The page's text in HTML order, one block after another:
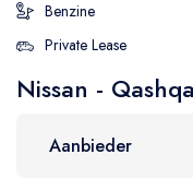
Benzine
Private Lease
Nissan -
Aanbieder